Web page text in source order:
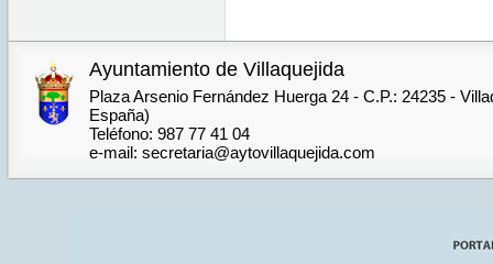
Ayuntamiento de Villaquejida
Plaza Arsenio Fernández Huerga 24 - C.P.: 24235 -
España)
Teléfono: 987 77 41 04
e-mail: secretaria@aytovillaquejida.com